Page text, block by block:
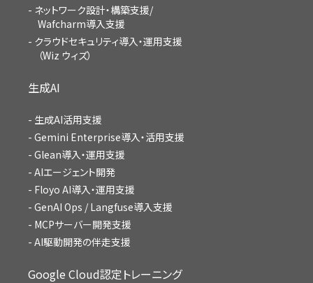
ネットワーク設計・構築支援/
Wafcharm導入支援
クラウドセキュリティ導入・運用支援
（Wiz ウィズ）
生成AI
生成AI活用支援
Gemini Enterprise導入・活用支援
Glean導入・運用支援
AIエージェント開発
Floyo AI導入・運用支援
GenAI Ops / Langfuse導入支援
MCPサーバー開発支援
AI駆動開発の伴走支援
Google Cloud認定トレーニング